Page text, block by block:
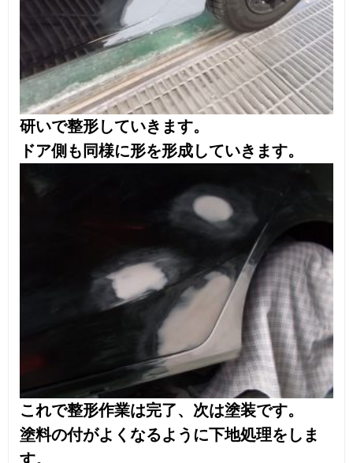
次はマスキングです。塗料がかかってはい
けない箇所をビニールシートとテープで
カバーしていきます。